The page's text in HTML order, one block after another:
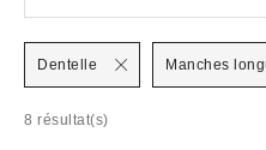
8 résultat(s)
Dentelle Manches